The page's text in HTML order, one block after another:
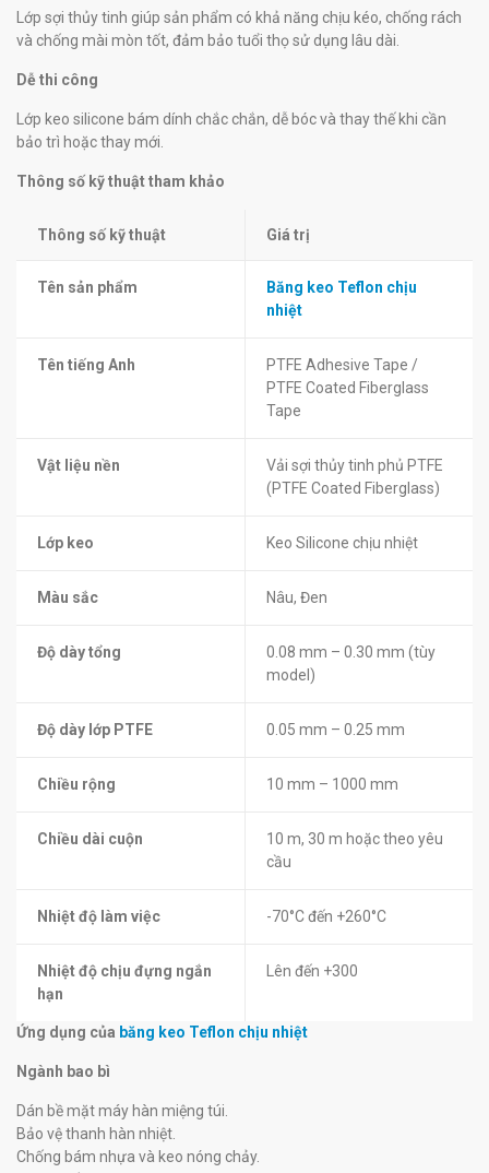
Lớp sợi thủy tinh giúp sản phẩm có khả năng chịu kéo, chống rách
và chống mài mòn tốt, đảm bảo tuổi thọ sử dụng lâu dài.
Dễ thi công
Lớp keo silicone bám dính chắc chắn, dễ bóc và thay thế khi cần
bảo trì hoặc thay mới.
Thông số kỹ thuật tham khảo
Thông số kỹ thuật Giá trị
Tên sản phẩm
Băng keo Teflon chịu
nhiệt
Tên tiếng Anh
PTFE Adhesive Tape /
PTFE Coated Fiberglass
Tape
Vật liệu nền
Vải sợi thủy tinh phủ PTFE
(PTFE Coated Fiberglass)
Lớp keo Keo Silicone chịu nhiệt
Màu sắc Nâu, Đen
Độ dày tổng
0.08 mm – 0.30 mm (tùy
model)
Độ dày lớp PTFE 0.05 mm – 0.25 mm
Chiều rộng 10 mm – 1000 mm
Chiều dài cuộn
10 m, 30 m hoặc theo yêu
cầu
Nhiệt độ làm việc -70°C đến +260°C
Nhiệt độ chịu đựng ngắn
hạn
Lên đến +300
Ứng dụng của băng keo Teflon chịu nhiệt
Ngành bao bì
Dán bề mặt máy hàn miệng túi.
Bảo vệ thanh hàn nhiệt.
Chống bám nhựa và keo nóng chảy.